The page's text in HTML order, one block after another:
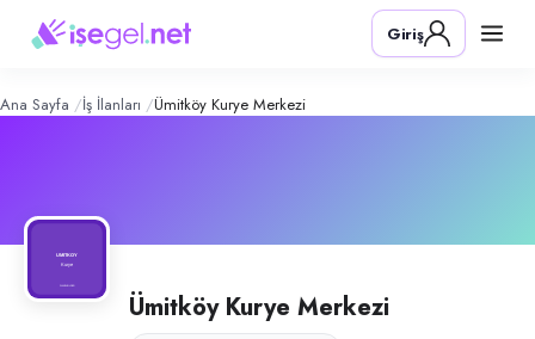
Kurye Merkezi – Şirket
Konum:
Ümitköy Kurye Merkezi, Ankara Çankaya Ümitköy bölgesinde şirket
Giriş
Ana Sayfa İş İlanları Ümitköy Kurye Merkezi
Ümitköy Kurye Merkezi